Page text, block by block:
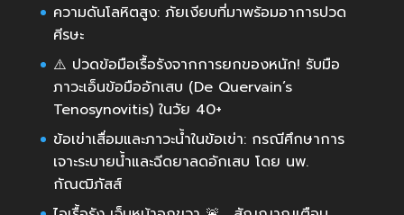
ความดันโลหิตสูง: ภัยเงียบที่มาพร้อมอาการปวด
ศีรษะ
⚠️ ปวดข้อมือเรื้อรังจากการยกของหนัก! รับมือ
ภาวะเอ็นข้อมืออักเสบ (De Quervain’s
Tenosynovitis) ในวัย 40+
ข้อเข่าเสื่อมและภาวะน้ำในข้อเข่า: กรณีศึกษาการ
เจาะระบายน้ำและฉีดยาลดอักเสบ โดย นพ.
กัณฒิภัสส์